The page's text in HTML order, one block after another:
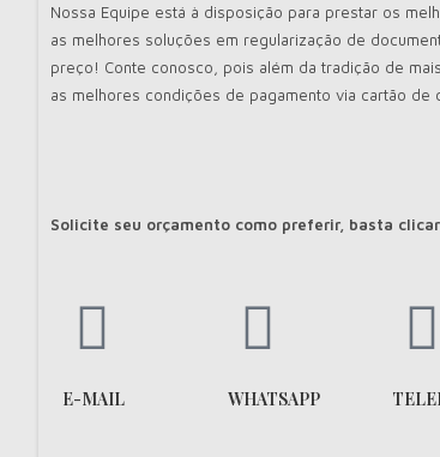
Nossa Equipe está à disposição para prestar os
as melhores soluções em regularização de
preço! Conte conosco, pois além da tradição de
as melhores condições de pagamento via cartão de
Solicite seu orçamento como preferir, basta
E-MAIL WHATSAPP